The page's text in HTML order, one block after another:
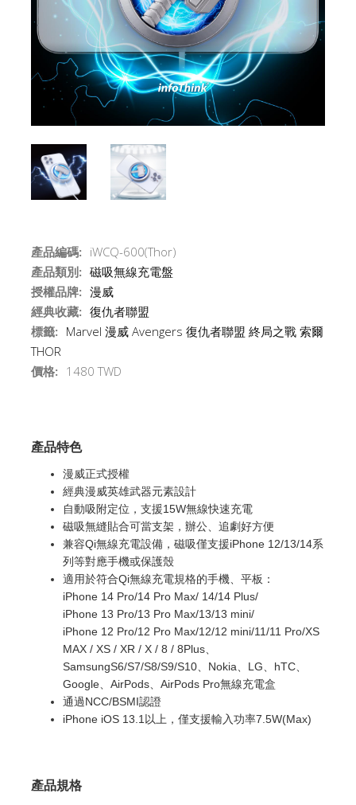
產品編碼: iWCQ-600(Thor)
產品類別: 磁吸無線充電盤
授權品牌: 漫威
經典收藏: 復仇者聯盟
標籤: Marvel 漫威 Avengers 復仇者聯盟 終局之戰 索爾
THOR
價格: 1480 TWD
產品特色
漫威正式授權
經典漫威英雄武器元素設計
自動吸附定位，支援15W無線快速充電
磁吸無縫貼合可當支架，辦公、追劇好方便
兼容Qi無線充電設備，磁吸僅支援iPhone 12/13/14系
列等對應手機或保護殼
適用於符合Qi無線充電規格的手機、平板：
iPhone 14 Pro/14 Pro Max/ 14/14 Plus/
iPhone 13 Pro/13 Pro Max/13/13 mini/
iPhone 12 Pro/12 Pro Max/12/12 mini/11/11 Pro/XS
MAX / XS / XR / X / 8 / 8Plus、
SamsungS6/S7/S8/S9/S10、Nokia、LG、hTC、
Google、AirPods、AirPods Pro無線充電盒
通過NCC/BSMI認證
iPhone iOS 13.1以上，僅支援輸入功率7.5W(Max)
產品規格